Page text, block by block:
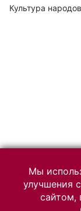
Культура
Мы
улучшения
сайтом,